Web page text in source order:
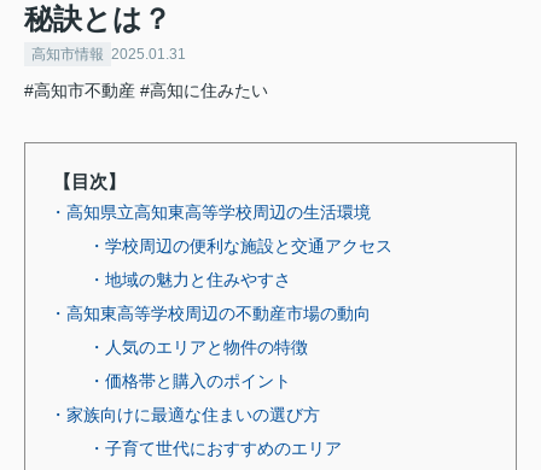
秘訣とは？
高知市情報 2025.01.31
#高知市不動産 #高知に住みたい
【目次】
・高知県立高知東高等学校周辺の生活環境
・学校周辺の便利な施設と交通アクセス
・地域の魅力と住みやすさ
・高知東高等学校周辺の不動産市場の動向
・人気のエリアと物件の特徴
・価格帯と購入のポイント
・家族向けに最適な住まいの選び方
・子育て世代におすすめのエリア